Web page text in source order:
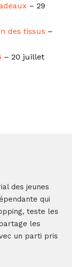
– 29
des tissus –
– 20 juillet
des jeunes
qui
teste les
les
un parti pris